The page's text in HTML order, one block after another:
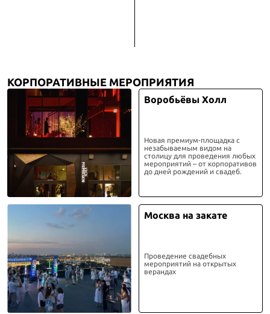
КОРПОРАТИВНЫЕ МЕРОПРИЯТИЯ
Воробьёвы Холл
Новая премиум-площадка с
незабываемым видом на
столицу для проведения любых
мероприятий – от корпоративов
до дней рождений и свадеб.
Москва на закате
Проведение свадебных
мероприятий на открытых
верандах